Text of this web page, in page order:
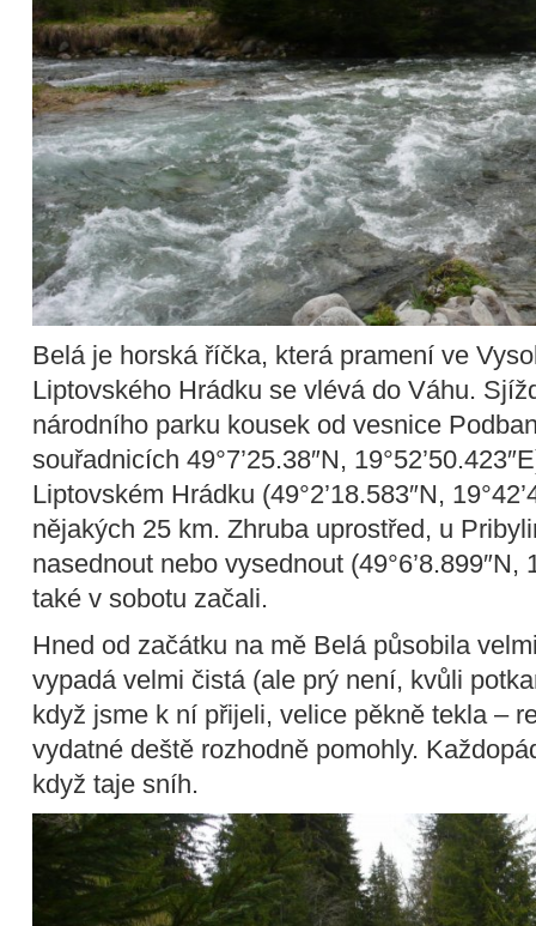
Belá je horská říčka, která pramení ve
Liptovského Hrádku se vlévá do Váhu.
národního parku kousek od vesnice
souřadnicích 49°7’25.38″N,
Liptovském Hrádku (49°2’18.583″N,
nějakých 25 km. Zhruba uprostřed, u
nasednout nebo vysednout (49°6’8.899″N,
také v sobotu začali.
Hned od začátku na mě Belá působila
vypadá velmi čistá (ale prý není, kvůli
když jsme k ní přijeli, velice pěkně tekla –
vydatné deště rozhodně pomohly.
když taje sníh.